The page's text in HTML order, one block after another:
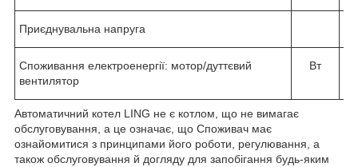
Приєднувальна напруга
Споживання електроенергії: мотор/дуттєвий
вентилятор
Вт
Автоматичний котел LING не є котлом, що не вимагає
обслуговування, а це означає, що Споживач має
ознайомитися з принципами його роботи, регулювання, а
також обслуговування й догляду для запобігання будь-яким